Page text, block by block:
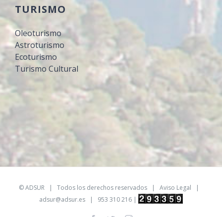
TURISMO
Oleoturismo
Astroturismo
Ecoturismo
Turismo Cultural
©ADSUR| Todos los derechos reservados | Aviso Legal |
adsur@adsur.es | 953 310 216 |